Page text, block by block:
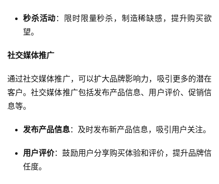
秒杀活动 ：限时限量秒杀，制造稀缺感，提升购买欲
望。
社交媒体推广
通过社交媒体推广，可以扩大品牌影响力，吸引更多的潜在
客户。社交媒体推广包括发布产品信息、用户评价、促销信
息等。
发布产品信息：及时发布新产品信息，吸引用户关注。
用户评价：鼓励用户分享购买体验和评价，提升品牌信
任度。